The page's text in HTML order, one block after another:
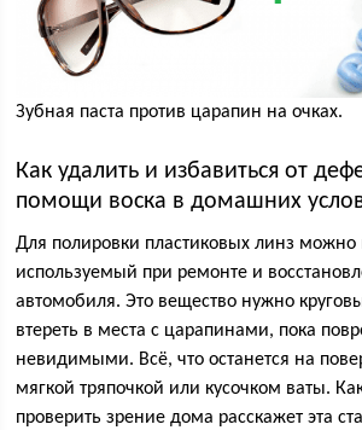
Зубная паста против царапин на очках.
Как удалить и избавиться от
помощи воска в домашних
Для полировки пластиковых линз можно
используемый при ремонте и
автомобиля. Это вещество нужно
втереть в места с царапинами, пока
невидимыми. Всё, что останется на
мягкой тряпочкой или кусочком ваты.
проверить зрение дома расскажет эта